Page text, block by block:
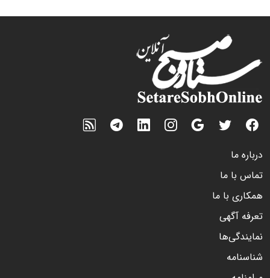
درباره ما
تماس با ما
همکاری با ما
تعرفه آگهی
نمایندگی‌ها
شناسنامه